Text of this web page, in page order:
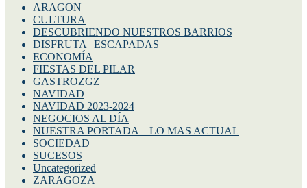
ARAGON
CULTURA
DESCUBRIENDO NUESTROS BARRIOS
DISFRUTA | ESCAPADAS
ECONOMÍA
FIESTAS DEL PILAR
GASTROZGZ
NAVIDAD
NAVIDAD 2023-2024
NEGOCIOS AL DÍA
NUESTRA PORTADA – LO MAS ACTUAL
SOCIEDAD
SUCESOS
Uncategorized
ZARAGOZA